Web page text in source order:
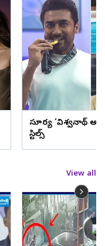
సూర్య ‘విశ్వనాథ్
స్టిల్స్
View all